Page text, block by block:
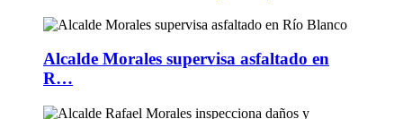
Alcalde Morales supervisa asfaltado en
R…